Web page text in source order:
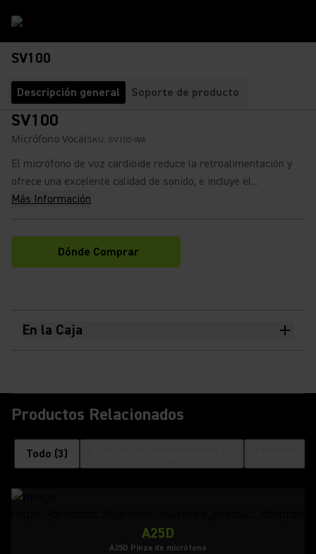
SV100
Descripción general Soporte de producto
SV100
Micrófono Vocal SKU: SV100-WA
El micrófono de voz cardioide reduce la retroalimentación y
ofrece una excelente calidad de sonido, e incluye el...
Más Información
Dónde Comprar
(Opens in a new tab)
En la Caja
Productos Relacionados
Todo (3)
A25D
A25D Pinza de micrófono